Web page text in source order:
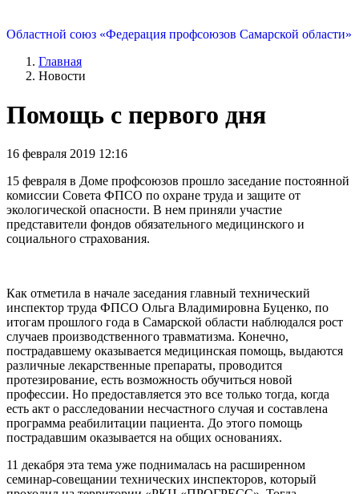
Областной союз «Федерация профсоюзов Самарской области»
Главная
Новости
Помощь с первого дня
16 февраля 2019 12:16
15 февраля в Доме профсоюзов прошло заседание постоянной
комиссии Совета ФПСО по охране труда и защите от
экологической опасности. В нем приняли участие
представители фондов обязательного медицинского и
социального страхования.
Как отметила в начале заседания главный технический
инспектор труда ФПСО Ольга Владимировна Буценко, по
итогам прошлого года в Самарской области наблюдался рост
случаев производственного травматизма. Конечно,
пострадавшему оказывается медицинская помощь, выдаются
различные лекарственные препараты, проводится
протезирование, есть возможность обучиться новой
профессии. Но предоставляется это все только тогда, когда
есть акт о расследовании несчастного случая и составлена
программа реабилитации пациента. До этого помощь
пострадавшим оказывается на общих основаниях.
11 декабря эта тема уже поднималась на расширенном
семинар-совещании технических инспекторов, который